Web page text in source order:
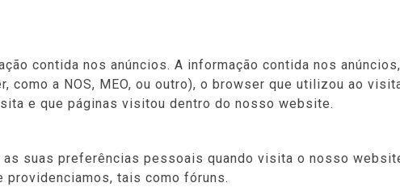
contida nos anúncios. A informação contida nos
como a NOS, MEO, ou outro), o browser que utilizou ao
e que páginas visitou dentro do nosso website.
suas preferências pessoais quando visita o nosso
providenciamos, tais como fóruns.